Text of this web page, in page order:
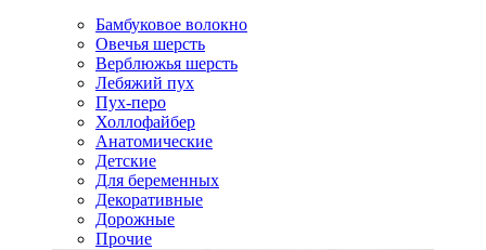
Бамбуковое волокно
Овечья шерсть
Верблюжья шерсть
Лебяжий пух
Пух-перо
Холлофайбер
Анатомические
Детские
Для беременных
Декоративные
Дорожные
Прочие